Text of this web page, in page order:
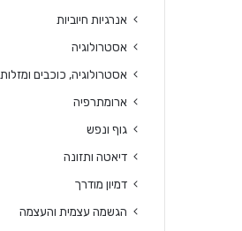
אנרגיות חיוביות
אסטרולוגיה
אסטרולוגיה, כוכבים ומזלות
ארומתרפיה
גוף ונפש
דיאטה ותזונה
דמיון מודרך
הגשמה עצמית והעצמה